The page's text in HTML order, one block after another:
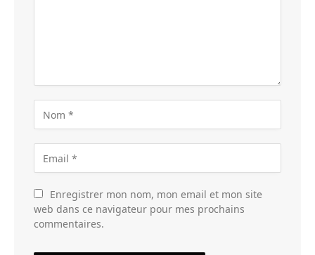
Enregistrer mon nom, mon email et mon site
web dans ce navigateur pour mes prochains
commentaires.